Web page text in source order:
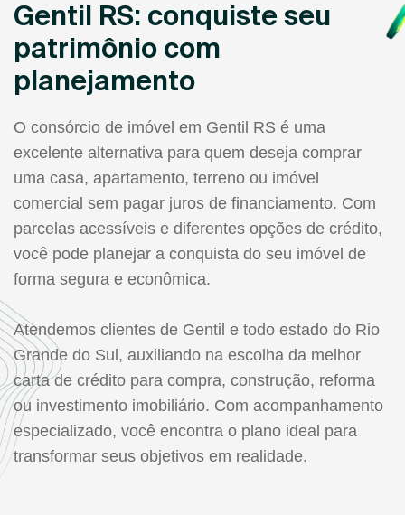
Gentil RS: conquiste seu
patrimônio com
planejamento
O consórcio de imóvel em Gentil RS é uma
excelente alternativa para quem deseja comprar
uma casa, apartamento, terreno ou imóvel
comercial sem pagar juros de financiamento. Com
parcelas acessíveis e diferentes opções de crédito,
você pode planejar a conquista do seu imóvel de
forma segura e econômica.
Atendemos clientes de Gentil e todo estado do Rio
Grande do Sul, auxiliando na escolha da melhor
carta de crédito para compra, construção, reforma
ou investimento imobiliário. Com acompanhamento
especializado, você encontra o plano ideal para
transformar seus objetivos em realidade.